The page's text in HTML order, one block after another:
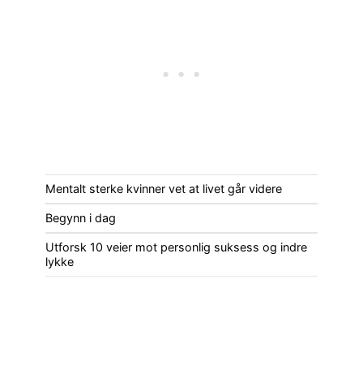
Mentalt sterke kvinner vet at livet går videre
Begynn i dag
Utforsk 10 veier mot personlig suksess og indre
lykke